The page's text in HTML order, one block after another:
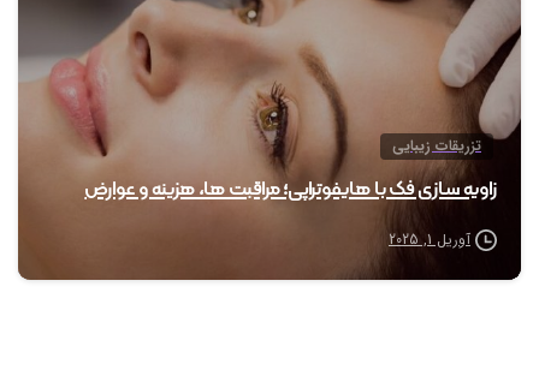
تزریقات زیبایی
زاویه سازی فک با هایفوتراپی؛ مراقبت ها، هزینه و عوارض
آوریل 1, 2025